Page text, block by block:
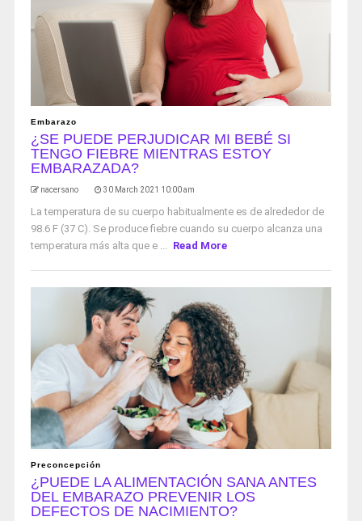
Embarazo
¿SE PUEDE PERJUDICAR MI BEBÉ SI
TENGO FIEBRE MIENTRAS ESTOY
EMBARAZADA?
nacersano 30 March 2021 10:00 am
La temperatura de su cuerpo habitualmente es de alrededor de
98.6 F (37 C). Se produce fiebre cuando su cuerpo alcanza una
temperatura más alta que e ... Read More
Preconcepción
¿PUEDE LA ALIMENTACIÓN SANA ANTES
DEL EMBARAZO PREVENIR LOS
DEFECTOS DE NACIMIENTO?